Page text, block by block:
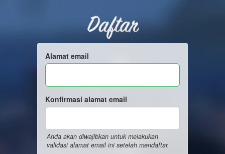
Daftar
Alamat email
Konfirmasi alamat email
Anda akan diwajibkan untuk melakukan
validasi alamat email ini setelah mendaftar.